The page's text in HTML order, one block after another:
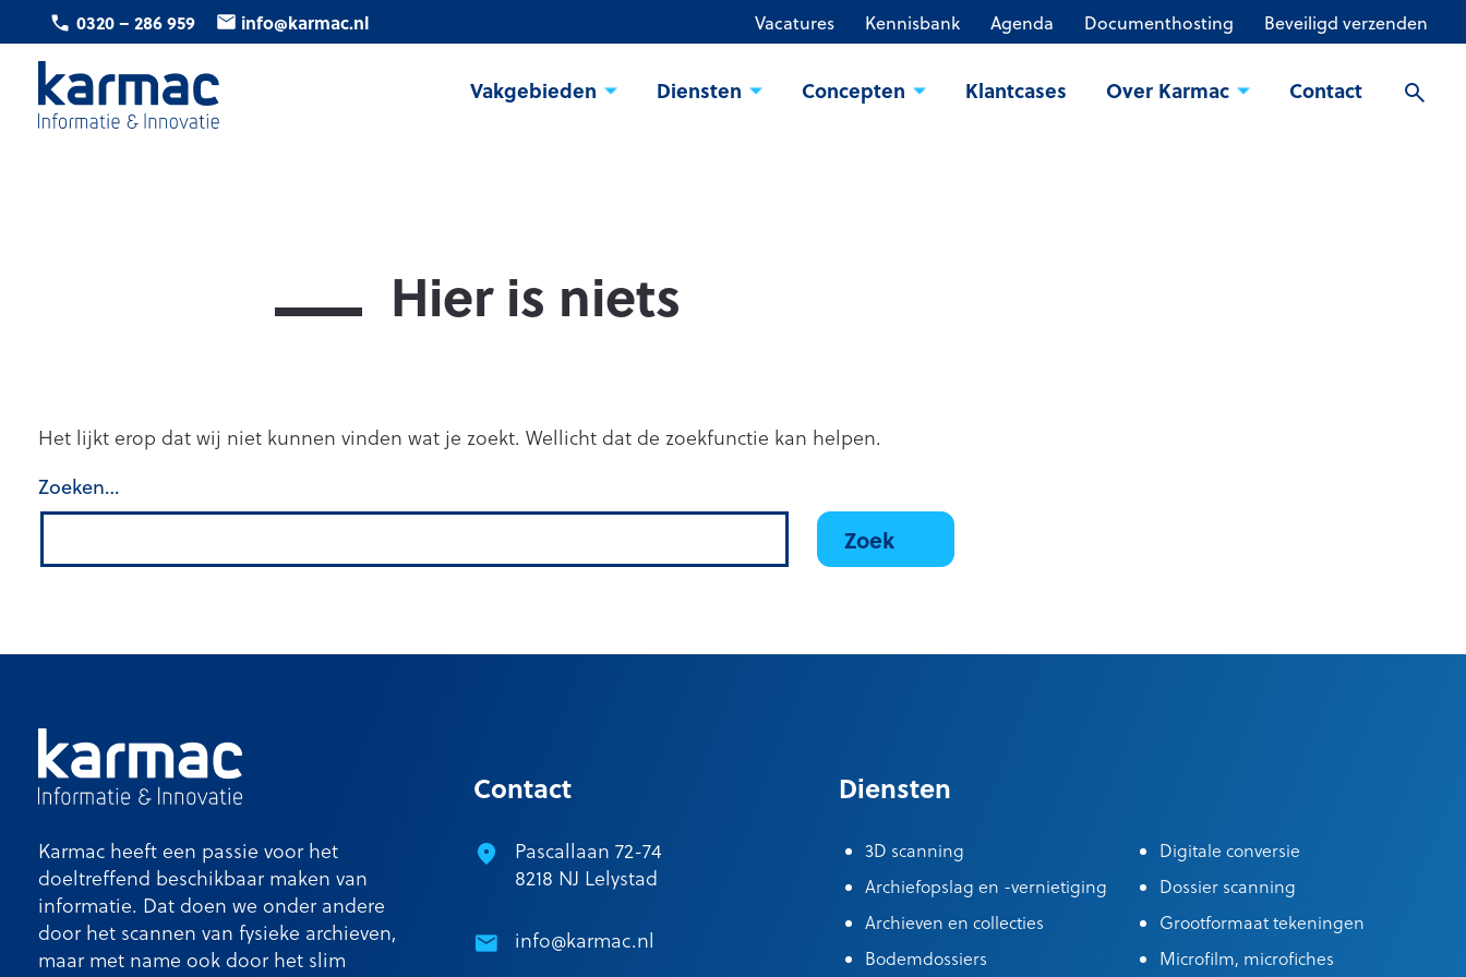
naar
inhoud
0320 – 286 959 info@karmac.nl Vacatures Kennisbank Agenda Documenthosting Beveiligd verzenden
Vakgebieden Diensten Concepten Klantcases Over Karmac Contact
Hier is niets
Het lijkt erop dat wij niet kunnen vinden wat je zoekt. Wellicht dat de zoekfunctie kan helpen.
Zoeken…
Karmac heeft een passie voor het
doeltreffend beschikbaar maken van
informatie. Dat doen we onder andere
door het scannen van fysieke archieven,
maar met name ook door het slim
Contact
Pascallaan 72-74
8218 NJ Lelystad
info@karmac.nl
Diensten
3D scanning
Archiefopslag en -vernietiging
Archieven en collecties
Bodemdossiers
Digitale conversie
Dossier scanning
Grootformaat tekeningen
Microfilm, microfiches